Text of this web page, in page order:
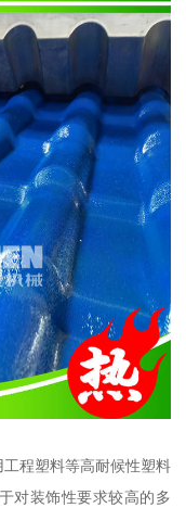
程塑料等高耐候性塑料
对装饰性要求较高的多